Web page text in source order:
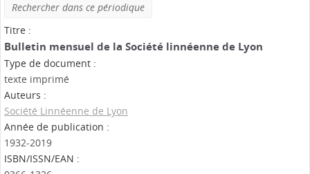
Rechercher dans ce périodique
Titre :
Bulletin mensuel de la Société linnéenne de Lyon
Type de document :
texte imprimé
Auteurs :
Société Linnéenne de Lyon
Année de publication :
1932-2019
ISBN/ISSN/EAN :